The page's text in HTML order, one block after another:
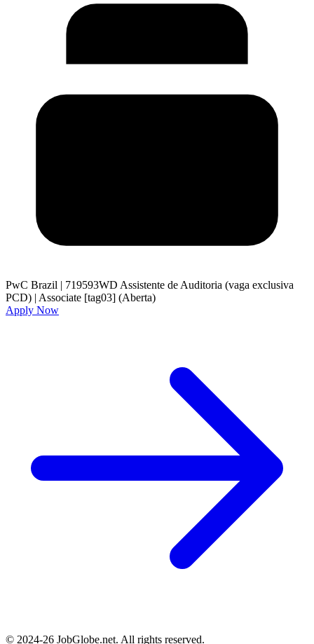
PwC Brazil | 719593WD Assistente de Auditoria (vaga exclusiva
PCD) | Associate [tag03] (Aberta)
Apply Now
© 2024-26 JobGlobe.net. All rights reserved.